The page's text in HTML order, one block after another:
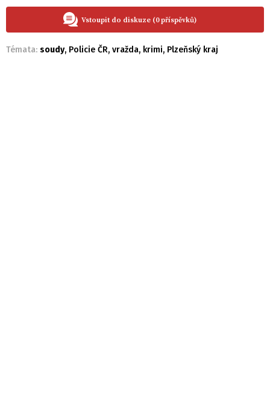
Vstoupit do diskuze (0 příspěvků)
Témata: soudy, Policie ČR, vražda, krimi, Plzeňský kraj